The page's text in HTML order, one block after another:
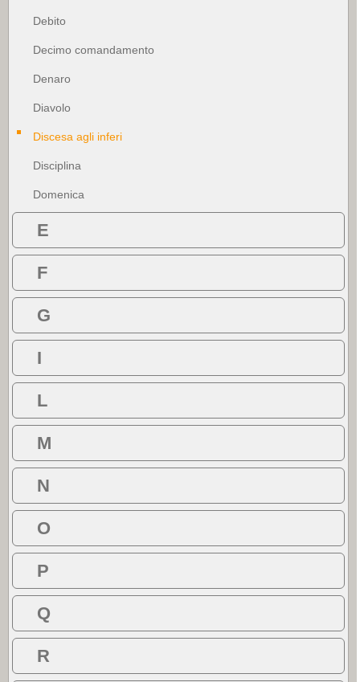
Debito
Decimo comandamento
Denaro
Diavolo
Discesa agli inferi
Disciplina
Domenica
E
F
G
I
L
M
N
O
P
Q
R